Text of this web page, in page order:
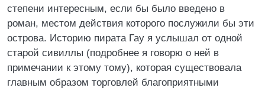
степени интересным, если бы было введено в
роман, местом действия которого послужили бы эти
острова. Историю пирата Гау я услышал от одной
старой сивиллы (подробнее я говорю о ней в
примечании к этому тому), которая существовала
главным образом торговлей благоприятными